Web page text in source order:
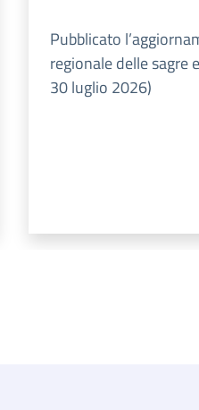
Pubblicato
regionale delle sagre
30 luglio 2026)